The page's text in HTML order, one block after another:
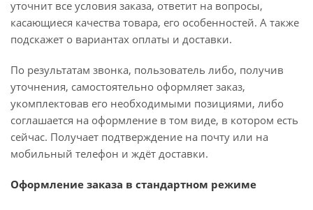
уточнит все условия заказа, ответит на вопросы,
касающиеся качества товара, его особенностей. А также
подскажет о вариантах оплаты и доставки.
По результатам звонка, пользователь либо, получив
уточнения, самостоятельно оформляет заказ,
укомплектовав его необходимыми позициями, либо
соглашается на оформление в том виде, в котором есть
сейчас. Получает подтверждение на почту или на
мобильный телефон и ждёт доставки.
Оформление заказа в стандартном режиме